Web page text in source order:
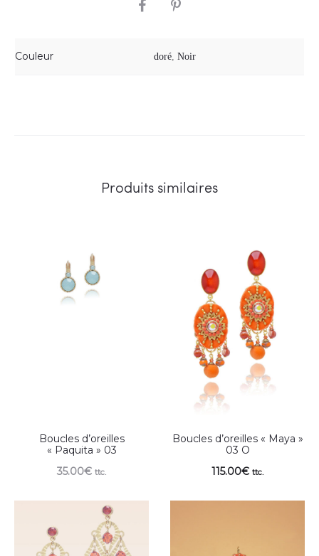
SHARE
Couleur doré, Noir
Produits similaires
Boucles d’oreilles
« Paquita » 03
35.00€ ttc.
Boucles d’oreilles « Maya »
03 O
115.00€ ttc.